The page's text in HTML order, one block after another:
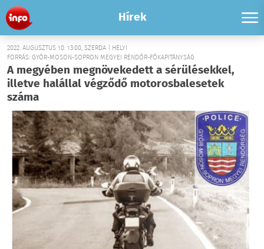
Hírek
2022. AUGUSZTUS 10. 13:00, SZERDA | HELYI
FORRÁS: GYŐR-MOSON-SOPRON MEGYEI RENDŐR-FŐKAPITÁNYSÁG
A megyében megnövekedett a sérülésekkel,
illetve halállal végződő motorosbalesetek
száma